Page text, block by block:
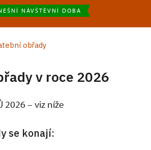
NÁVŠTĚVNÍ DOBA
obřady
v roce 2026
2026 – viz níže
se konají: